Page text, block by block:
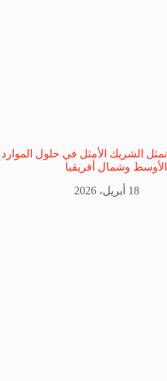
نمثل الشريك الأمثل في حلول
الأوسط وشمال أفريقيا
18 أبريل، 2026